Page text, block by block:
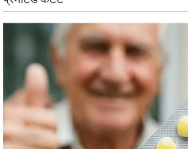
ल्म
क्षा
B
r
e